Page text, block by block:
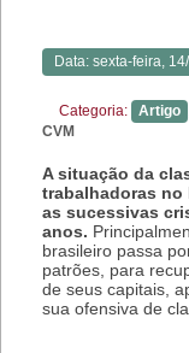
Data: sexta-feira,
Categoria: Artigo
CVM
A situação da
trabalhadoras no
as sucessivas
anos.
brasileiro passa
patrões, para
de seus capitais,
sua ofensiva de